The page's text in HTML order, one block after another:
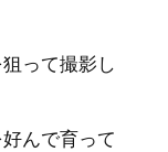
って撮影し
んで育って